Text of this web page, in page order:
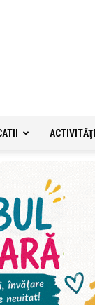
ACTIVITĂŢI